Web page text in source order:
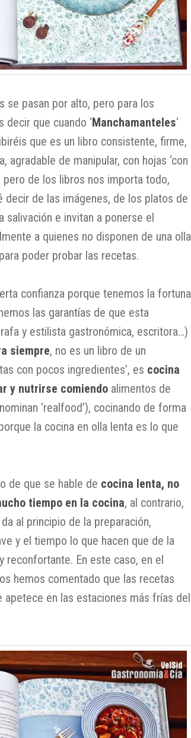
se pasan por alto, pero para los
que cuando ‘Manchamanteles‘
que es un libro consistente, firme,
agradable de manipular, con hojas ‘con
pero de los libros nos importa todo,
decir de las imágenes, de los platos de
salivación e invitan a ponerse el
a quienes no disponen de una olla
poder probar las recetas.
confianza porque tenemos la fortuna
las garantías de que esta
y estilista gastronómica, escritora…)
siempre, no es un libro de un
con pocos ingredientes’, es cocina
y nutrirse comiendo alimentos de
‘realfood’), cocinando de forma
la cocina en olla lenta es lo que
de que se hable de cocina lenta, no
tiempo en la cocina, al contrario,
al principio de la preparación,
y el tiempo lo que hacen que de la
reconfortante. En este caso, en el
hemos comentado que las recetas
apetece en las estaciones más frías del